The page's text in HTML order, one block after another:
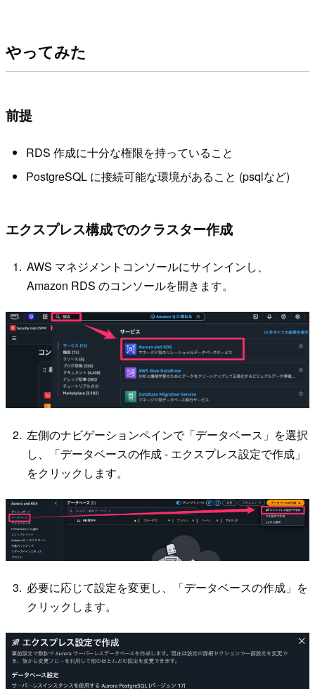
やってみた
前提
RDS 作成に十分な権限を持っていること
PostgreSQL に接続可能な環境があること (psqlなど)
エクスプレス構成でのクラスター作成
AWS マネジメントコンソールにサインインし、
Amazon RDS のコンソールを開きます。
左側のナビゲーションペインで「データベース」を選択
し、「データベースの作成 - エクスプレス設定で作成」
をクリックします。
必要に応じて設定を変更し、「データベースの作成」を
クリックします。